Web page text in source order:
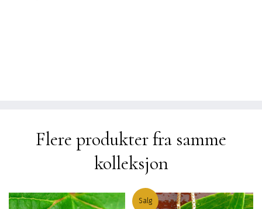
Flere produkter fra samme
kolleksjon
Salg